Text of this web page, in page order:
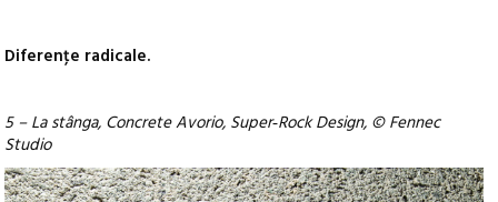
Diferenţe radicale.
5 – La stânga, Concrete Avorio, Super‑Rock Design, © Fennec
Studio